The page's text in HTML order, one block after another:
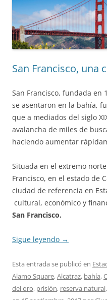
San Francisco, una
San Francisco, fundada en
se asentaron en la bahía,
que a mediados del siglo
avalancha de miles de
haciendo aumentar
Situada en el extremo
Francisco, en el estado de
ciudad de referencia en
cultural, económico y
San Francisco.
Sigue leyendo →
Esta entrada se publicó en
Alamo Square,Alcatraz, bahía,
del oro, prisión, reserva natural,